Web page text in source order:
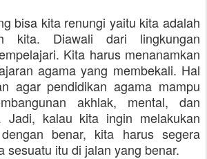
bisa kita renungi yaitu kita adalah
kita. Diawali dari lingkungan
Kita harus menanamkan
agama yang membekali. Hal
agar pendidikan agama mampu
akhlak, mental, dan
Jadi, kalau kita ingin melakukan
benar, kita harus segera
sesuatu itu di jalan yang benar.